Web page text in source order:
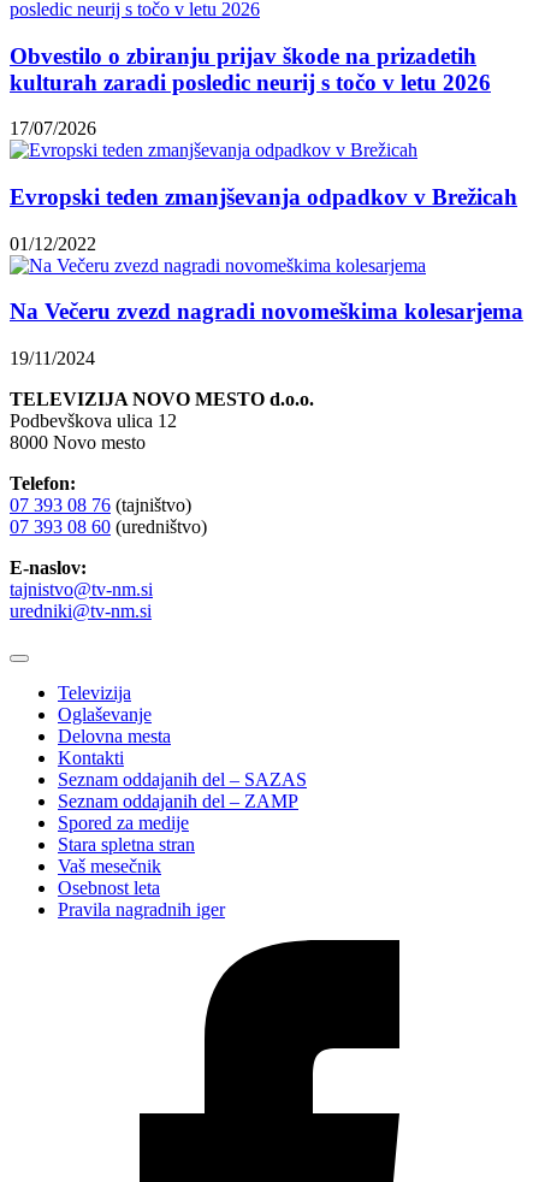
Obvestilo o zbiranju prijav škode na prizadetih
kulturah zaradi posledic neurij s točo v letu 2026
17/07/2026
Evropski teden zmanjševanja odpadkov v Brežicah
01/12/2022
Na Večeru zvezd nagradi novomeškima kolesarjema
19/11/2024
TELEVIZIJA NOVO MESTO d.o.o.
Podbevškova ulica 12
8000 Novo mesto
Telefon:
07 393 08 76 (tajništvo)
07 393 08 60 (uredništvo)
E-naslov:
tajnistvo@tv-nm.si
uredniki@tv-nm.si
Televizija
Oglaševanje
Delovna mesta
Kontakti
Seznam oddajanih del – SAZAS
Seznam oddajanih del – ZAMP
Spored za medije
Stara spletna stran
Vaš mesečnik
Osebnost leta
Pravila nagradnih iger